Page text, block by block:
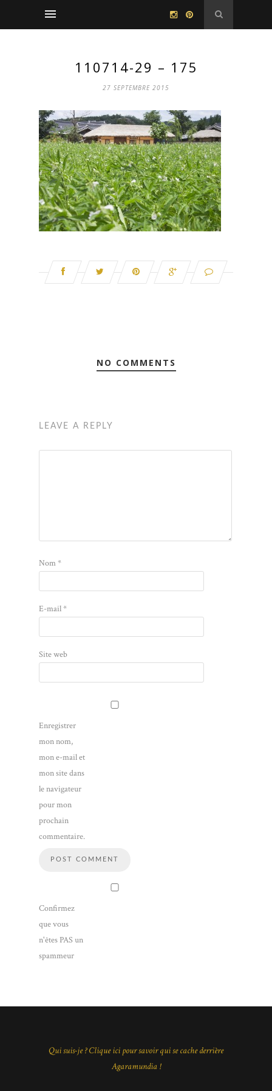
110714-29 – 175
27 SEPTEMBRE 2015
NO COMMENTS
LEAVE A REPLY
Nom*
E-mail*
Site web
Enregistrer
mon nom,
mon e-mail et
mon site dans
le navigateur
pour mon
prochain
commentaire.
Confirmez
que vous
n'êtes PAS un
spammeur
Qui suis-je ? Clique ici pour savoir qui se cache derrière
Agaramundia !